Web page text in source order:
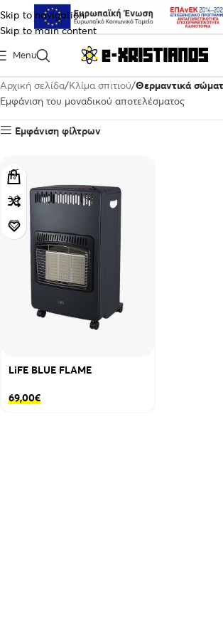
Skip to navigation
Skip to main content
Menu
Αρχική σελίδα Κλίμα σπιτιού Θερμαντικά
Εμφάνιση του μοναδικού αποτελέσματος
Εμφάνιση φίλτρων
LiFE BLUE FLAME
69,00€